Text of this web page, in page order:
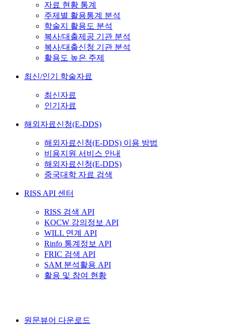
자료 현황 통계
주제별 활용통계 분석
학술지 활용도 분석
복사/대출제공 기관 분석
복사/대출신청 기관 분석
활용도 높은 주제
최신/인기 학술자료
최신자료
인기자료
해외자료신청(E-DDS)
해외자료신청(E-DDS) 이용 방법
비용지원 서비스 안내
해외자료신청(E-DDS)
중국대학 자료 검색
RISS API 센터
RISS 검색 API
KOCW 강의정보 API
WILL 연계 API
Rinfo 통계정보 API
FRIC 검색 API
SAM 분석활용 API
활용 및 참여 현황
원문뷰어 다운로드